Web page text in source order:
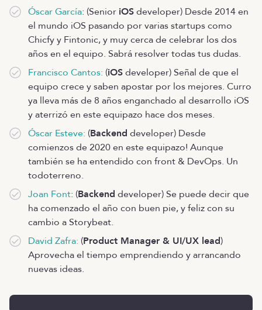
Óscar García: (Senior iOSdeveloper) Desde 2014 en
el mundo iOS pasando por varias startups como
Chicfy y Fintonic, y muy cerca de celebrar los dos
años en el equipo. Sabrá resolver todas tus dudas.
Francisco Cantos: (iOSdeveloper) Señal de que el
equipo crece y saben apostar por los mejores. Curro
ya lleva más de 8 años enganchado al desarrollo iOS
y aterrizó en este equipazo hace dos meses.
Óscar Esteve: (Backend developer) Desde
comienzos de 2020 en este equipazo! Aunque
también se ha entendido con front & DevOps. Un
todoterreno.
Joan Font: (Backend developer) Se puede decir que
ha comenzado el año con buen pie, y feliz con su
cambio a Storybeat.
David Zafra: (Product Manager & UI/UX lead)
Aprovecha el tiempo emprendiendo y arrancando
nuevas ideas.